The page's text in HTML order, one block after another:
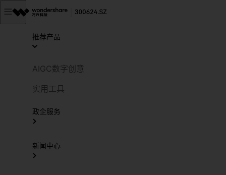
推荐产品
AIGC数字创意
实用工具
政企服务
新闻中心